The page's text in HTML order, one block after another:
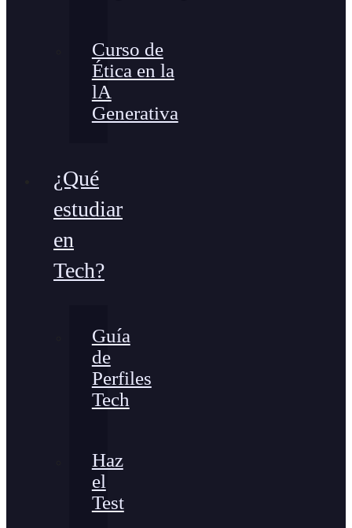
Curso de
Ética en la
lA
Generativa
¿Qué
estudiar
en
Tech?
Guía
de
Perfiles
Tech
Haz
el
Test